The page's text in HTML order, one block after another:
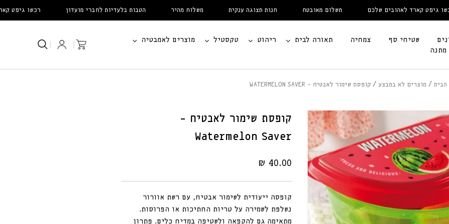
גיפט קארד לאהובים שלכם תשלום מאובטח חנות תצוגה ענקית משלוח מהיר הטבות בלעדיות לחברי מועדון רכשו גיפט קארד
שטיחי סף צמחיה תאורה לבית ריהוט טקסטיל
מוצרים לאמבטיה
מתנה
עֲגָלָה
הבית מוצרים לא במבצע קופסת שימור לאבטיח – WATERMELON SAVER
קופסת שימור לאבטיח –
Watermelon Saver
מחיר
40.00 ₪
קופסה ייעודית לשימור אבטיח, עם רשת אוורור
נשלפת לשמירה על טריות החתיכות או הפרוסות.
מתאימה גם להקפאה ולשטיפה במדיח כלים. פתרון